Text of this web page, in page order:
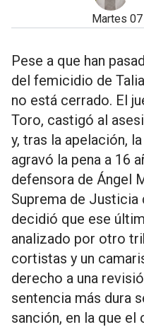
martes
Pese a que han
del femicidio de
no está cerrado. El
Toro, castigó al
y, tras la apelación,
agravó la pena a 16
defensora de Ángel
Suprema de Justicia
decidió que ese
analizado por otro
cortistas y un
derecho a una
sentencia más dura
sanción, en la que el